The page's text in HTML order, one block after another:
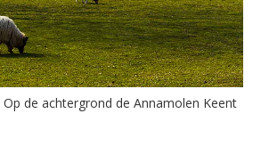
Op de achtergrond de Annamolen Keent